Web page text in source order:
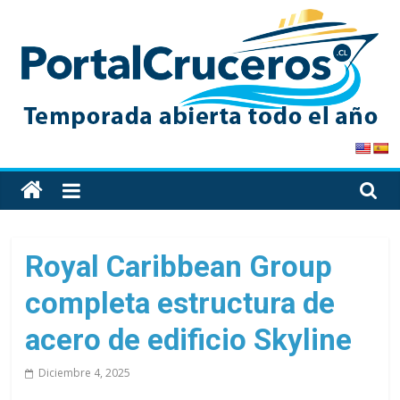
content
PortalCruceros
Toda
la
de
cruceros
en
solo
Royal Caribbean Group
completa estructura de
acero de edificio Skyline
Diciembre 4, 2025